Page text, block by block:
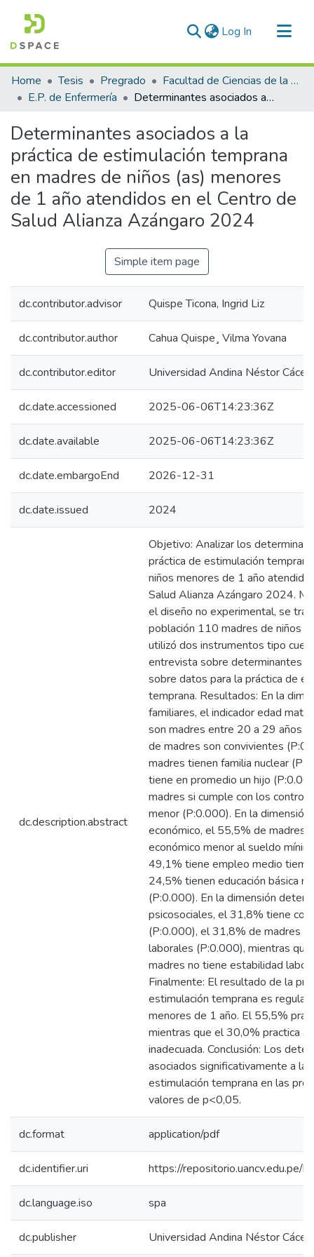
Log In (current)
Communities & Collections
All of DSpace
Home Tesis Pregrado
Facultad de Ciencias de la Salud
E.P. de Enfermería
Determinantes asociados a la práctica de estimulación temprana en madres de niños (as) menores de 1 año atendidos en el Centro de Salud Alianza Azángaro 2024
Determinantes asociados a la
práctica de estimulación temprana
en madres de niños (as) menores
de 1 año atendidos en el Centro de
Salud Alianza Azángaro 2024
Simple item page
dc.contributor.advisor Quispe Ticona, Ingrid Liz
dc.contributor.author Cahua Quispe¸ Vilma Yovana
dc.contributor.editor Universidad Andina Néstor
dc.date.accessioned 2025-06-06T14:23:36Z
dc.date.available 2025-06-06T14:23:36Z
dc.date.embargoEnd 2026-12-31
dc.date.issued 2024
dc.description.abstract
Objetivo: Analizar los
práctica de estimulación
niños menores de 1 año
Salud Alianza Azángaro 2024.
el diseño no experimental, se
población 110 madres de niños
utilizó dos instrumentos tipo
entrevista sobre determinantes y
sobre datos para la práctica de
temprana. Resultados: En la
familiares, el indicador edad
son madres entre 20 a 29 años
de madres son convivientes
madres tienen familia nuclear
tiene en promedio un hijo
madres si cumple con los
menor (P:0.000). En la
económico, el 55,5% de madres
económico menor al sueldo
49,1% tiene empleo medio
24,5% tienen educación básica
(P:0.000). En la dimensión
psicosociales, el 31,8% tiene
(P:0.000), el 31,8% de madres
laborales (P:0.000), mientras
madres no tiene estabilidad
Finalmente: El resultado de la
estimulación temprana es regular
menores de 1 año. El 55,5%
mientras que el 30,0% practica
inadecuada. Conclusión: Los
asociados significativamente a la
estimulación temprana en las
valores de p<0,05.
dc.format application/pdf
dc.identifier.uri https://repositorio.uancv.edu.pe/
dc.language.iso spa
dc.publisher Universidad Andina Néstor